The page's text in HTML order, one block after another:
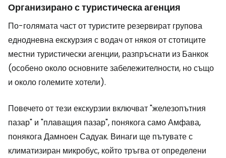
Организирано с туристическа агенция
По-голямата част от туристите резервират групова
еднодневна екскурзия с водач от някоя от стотиците
местни туристически агенции, разпръснати из Банкок
(особено около основните забележителности, но също
и около големите хотели).
Повечето от тези екскурзии включват "железопътния
пазар" и "плаващия пазар", понякога само Амфава,
понякога Дамноен Садуак. Винаги ще пътувате с
климатизиран микробус, който тръгва от определени